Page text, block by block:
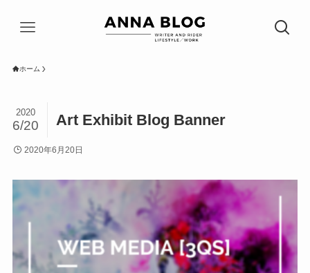
ホーム
Art Exhibit Blog Banner
2020
6/20
2020年6月20日